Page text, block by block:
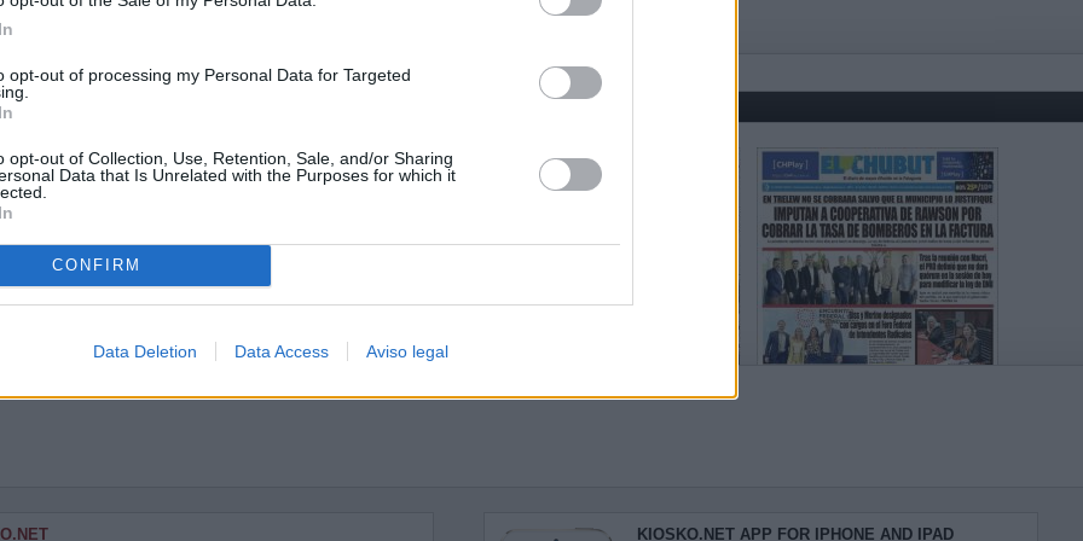
opt-out of processing my Personal Data for Targeted
opt-out of Collection, Use, Retention, Sale, and/or Sharing
Data that Is Unrelated with the Purposes for which it
CONFIRM
Data Deletion Data Access Aviso legal
KIOSKO.NET APP FOR IPHONE AND IPAD